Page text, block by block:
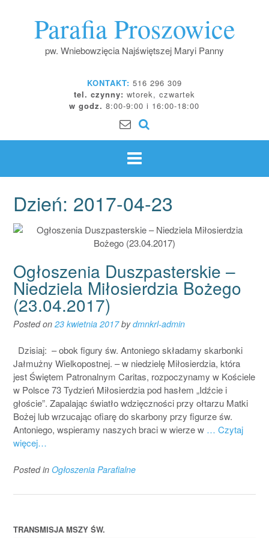
Parafia Proszowice
pw. Wniebowzięcia Najświętszej Maryi Panny
KONTAKT: 516 296 309
tel. czynny: wtorek, czwartek
w godz. 8:00-9:00 i 16:00-18:00
Dzień: 2017-04-23
Ogłoszenia Duszpasterskie –
Niedziela Miłosierdzia Bożego
(23.04.2017)
Posted on 23 kwietnia 2017bydmnkrl-admin
Dzisiaj: – obok figury św. Antoniego składamy skarbonki
Jałmużny Wielkopostnej. – w niedzielę Miłosierdzia, która
jest Świętem Patronalnym Caritas, rozpoczynamy w Kościele
w Polsce 73 Tydzień Miłosierdzia pod hasłem „Idźcie i
głoście”. Zapalając światło wdzięczności przy ołtarzu Matki
Bożej lub wrzucając ofiarę do skarbony przy figurze św.
Antoniego, wspieramy naszych braci w wierze w … Czytaj
więcej…
Posted in Ogłoszenia Parafialne
TRANSMISJA MSZY ŚW.